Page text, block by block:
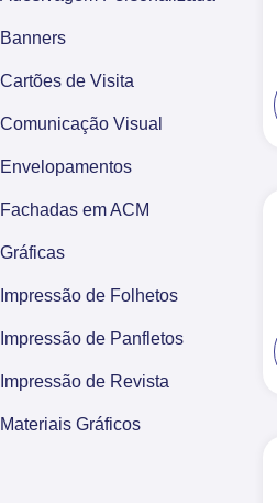
Banners
Cartões de Visita
Comunicação Visual
Envelopamentos
Fachadas em ACM
Gráficas
Impressão de Folhetos
Impressão de Panfletos
Impressão de Revista
Materiais Gráficos